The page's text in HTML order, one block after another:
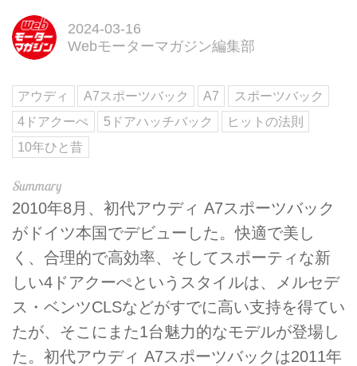
2024-03-16
Webモーターマガジン編集部
アウディ A7スポーツバック A7
スポーツバック
4ドアクーぺ
5ドアハッチバック
ヒットの法則
10年ひと昔
2010年8月、初代アウディ A7スポーツバック
がドイツ本国でデビューした。快適で美し
く、合理的で高効率、そしてスポーティな新
しい4ドアクーぺというスタイルは、メルセデ
ス・ベンツCLSなどがすでに高い支持を得てい
たが、そこにまた1台魅力的なモデルが登場し
た。初代アウディ A7スポーツバックは2011年